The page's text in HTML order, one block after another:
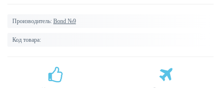
Производитель: Bond №9
Код товара: